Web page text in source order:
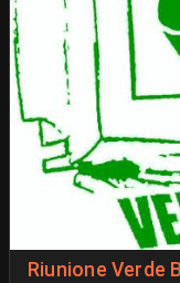
Riunione Verde